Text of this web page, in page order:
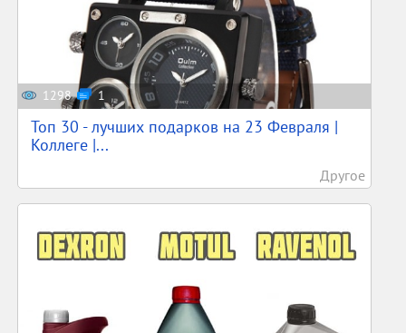
1298 1
Топ 30 - лучших подарков на 23 Февраля |
Коллеге |...
Другое